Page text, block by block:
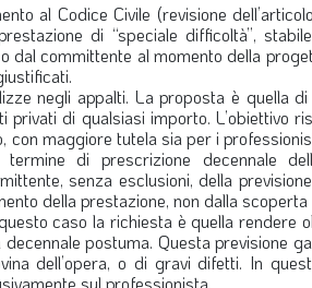
al Codice Civile (revisione
di “speciale difficoltà”,
dal committente al momento della
negli appalti. La proposta è quella
di qualsiasi importo. L’obiettivo
maggiore tutela sia per i
di prescrizione decennale
senza esclusioni, della
della prestazione, non dalla scoperta
caso la richiesta è quella rendere
postuma. Questa previsione
dell’opera, o di gravi difetti. In
sul professionista.